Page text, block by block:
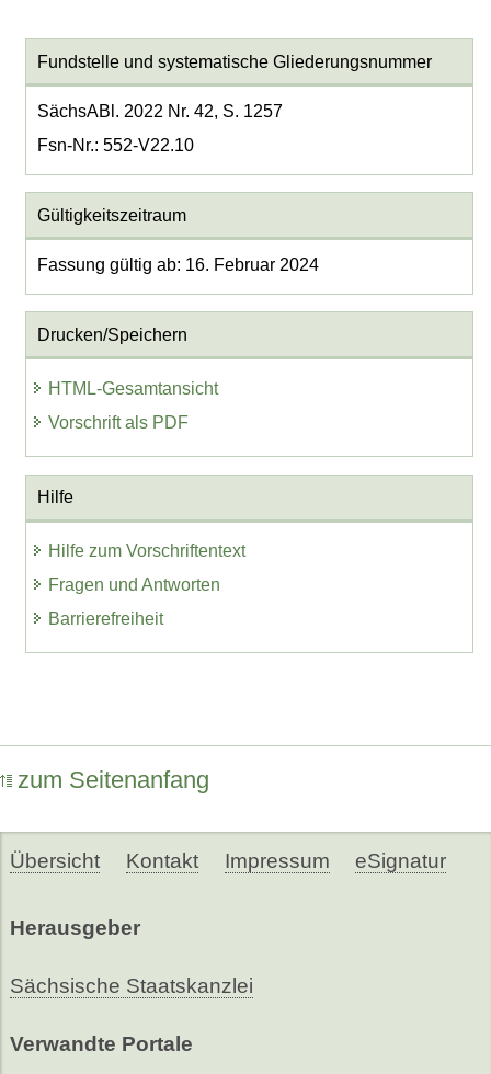
Fundstelle und systematische Gliederungsnummer
SächsABl. 2022 Nr. 42, S. 1257
Fsn-Nr.: 552-V22.10
Gültigkeitszeitraum
Fassung gültig ab: 16. Februar 2024
Drucken/Speichern
HTML-Gesamtansicht
Vorschrift als PDF
Hilfe
Hilfe zum Vorschriftentext
Fragen und Antworten
Barrierefreiheit
zum Seitenanfang
Übersicht Kontakt Impressum eSignatur
Herausgeber
Sächsische Staatskanzlei
Verwandte Portale